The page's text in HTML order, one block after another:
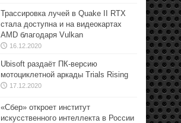
Трассировка лучей в Quake II RTX
стала доступна и на видеокартах
AMD благодаря Vulkan
16.12.2020
Ubisoft раздаёт ПК-версию
мотоциклетной аркады Trials Rising
17.12.2020
«Сбер» откроет институт
искусственного интеллекта в России